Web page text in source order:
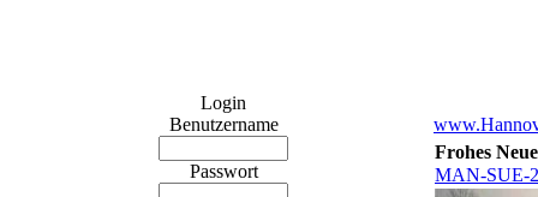
Login
Benutzername
Passwort
Frohes
MAN-SUE-